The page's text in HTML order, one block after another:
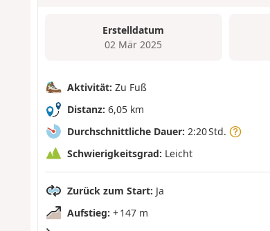
Erstelldatum
02 Mär 2025
Aktivität: Zu Fuß
Distanz: 6,05 km
Durchschnittliche Dauer: 2:20 Std.
Schwierigkeitsgrad: Leicht
Zurück zum Start: Ja
Aufstieg: + 147 m